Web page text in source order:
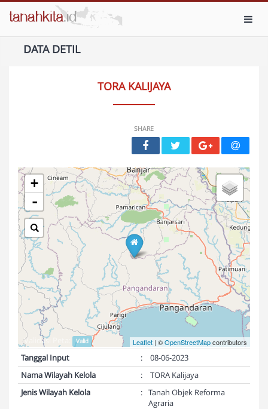
DATA DETIL
TORA KALIJAYA
SHARE
+
-
Leaflet | ©OpenStreetMapcontributors
Validasi Peta: Valid
Tanggal Input :
08-06-2023
Nama Wilayah Kelola
:
TORA Kalijaya
Jenis Wilayah Kelola
: Tanah Objek Reforma
Agraria